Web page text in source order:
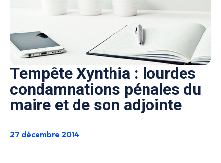
Tempête Xynthia : lourdes
condamnations pénales du
maire et de son adjointe
27 décembre 2014